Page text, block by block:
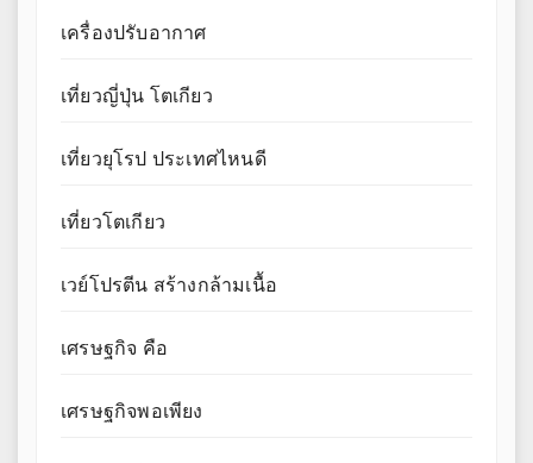
เครื่องปรับอากาศ
เที่ยวญี่ปุ่น โตเกียว
เที่ยวยุโรป ประเทศไหนดี
เที่ยวโตเกียว
เวย์โปรตีน สร้างกล้ามเนื้อ
เศรษฐกิจ คือ
เศรษฐกิจพอเพียง